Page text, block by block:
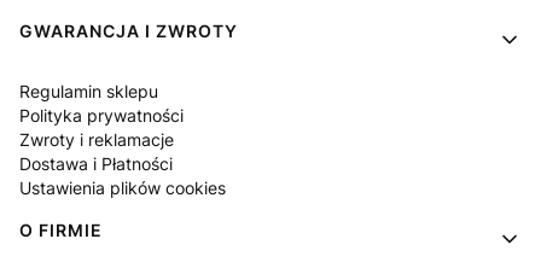
GWARANCJA I ZWROTY
Regulamin sklepu
Polityka prywatności
Zwroty i reklamacje
Dostawa i Płatności
Ustawienia plików cookies
O FIRMIE